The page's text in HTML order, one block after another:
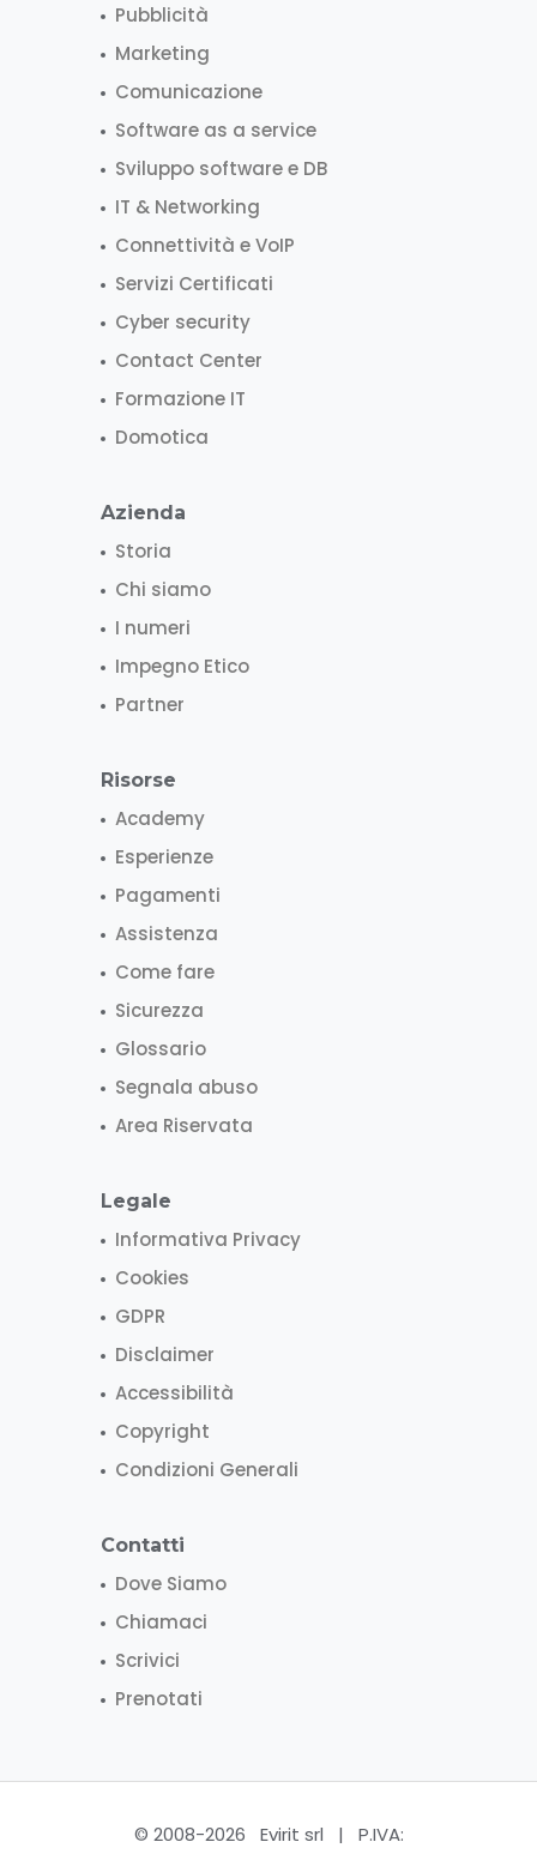
Pubblicità
Marketing
Comunicazione
Software as a service
Sviluppo software e DB
IT & Networking
Connettività e VoIP
Servizi Certificati
Cyber security
Contact Center
Formazione IT
Domotica
Azienda
Storia
Chi siamo
I numeri
Impegno Etico
Partner
Risorse
Academy
Esperienze
Pagamenti
Assistenza
Come fare
Sicurezza
Glossario
Segnala abuso
Area Riservata
Legale
Informativa Privacy
Cookies
GDPR
Disclaimer
Accessibilità
Copyright
Condizioni Generali
Contatti
Dove Siamo
Chiamaci
Scrivici
Prenotati
© 2008-2026 Evirit srl | P.IVA: